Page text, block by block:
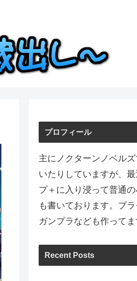
プロフィール
主にノクターンノベル
いたりしていますが、
プ＋に入り浸って普通
も書いております。プ
ガンプラなども作ってま
Recent Posts